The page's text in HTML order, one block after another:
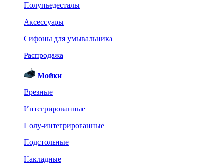
Полупьедесталы
Аксессуары
Сифоны для умывальника
Распродажа
Мойки
Врезные
Интегрированные
Полу-интегрированные
Подстольные
Накладные